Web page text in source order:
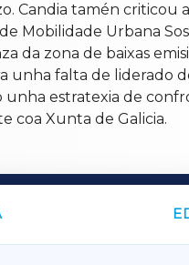
Candia tamén criticou
Mobilidade Urbana
da zona de baixas
unha falta de liderado
unha estratexia de
coa Xunta de Galicia.
PERIÓDICOS